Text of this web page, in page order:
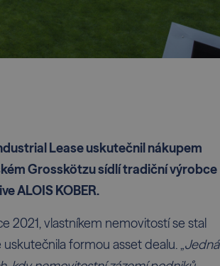
Lease uskutečnil nákupem
Grosskötzu sídlí tradiční výrobce
ALOIS KOBER.
2021, vlastníkem nemovitostí se stal
formou asset dealu. „Jedná